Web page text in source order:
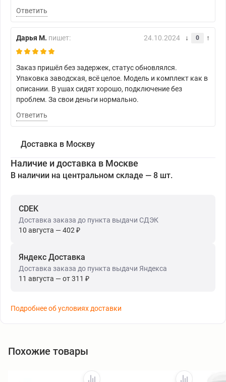
Ответить
Дарья М. пишет: 24.10.2024 0
Заказ пришёл без задержек, статус обновлялся.
Упаковка заводская, всё целое. Модель и комплект как в
описании. В ушах сидят хорошо, подключение без
проблем. За свои деньги нормально.
Ответить
Доставка в Москву
Наличие и доставка в Москве
В наличии на центральном складе — 8 шт.
CDEK
Доставка заказа до пункта выдачи СДЭК
10 августа — 402 ₽
Яндекс Доставка
Доставка заказа до пункта выдачи Яндекса
11 августа — от 311 ₽
Подробнее об условиях доставки
Похожие товары